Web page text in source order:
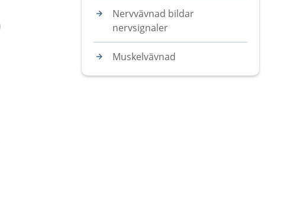
Nervvävnad bildar
nervsignaler
Muskelvävnad